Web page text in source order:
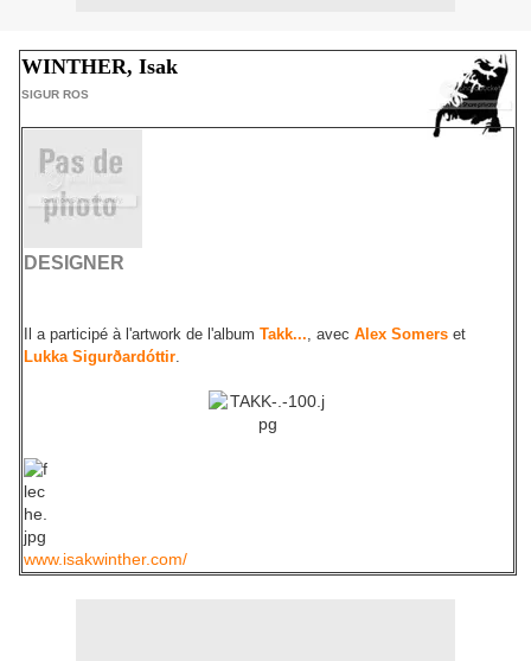
WINTHER, Isak
SIGUR ROS
DESIGNER
Il a participé à l'artwork de l'album Takk..., avec Alex Somers et
Lukka Sigurðardóttir.
www.isakwinther.com/